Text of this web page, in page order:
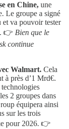
en Chine, une
Le groupe a signé
et va pouvoir tester
👉 Bien que le
continue
Walmart. Cela
à près d’1 Mrd€.
2 groupes dans
équipera ainsi
sur les trois
pour 2026. 👉